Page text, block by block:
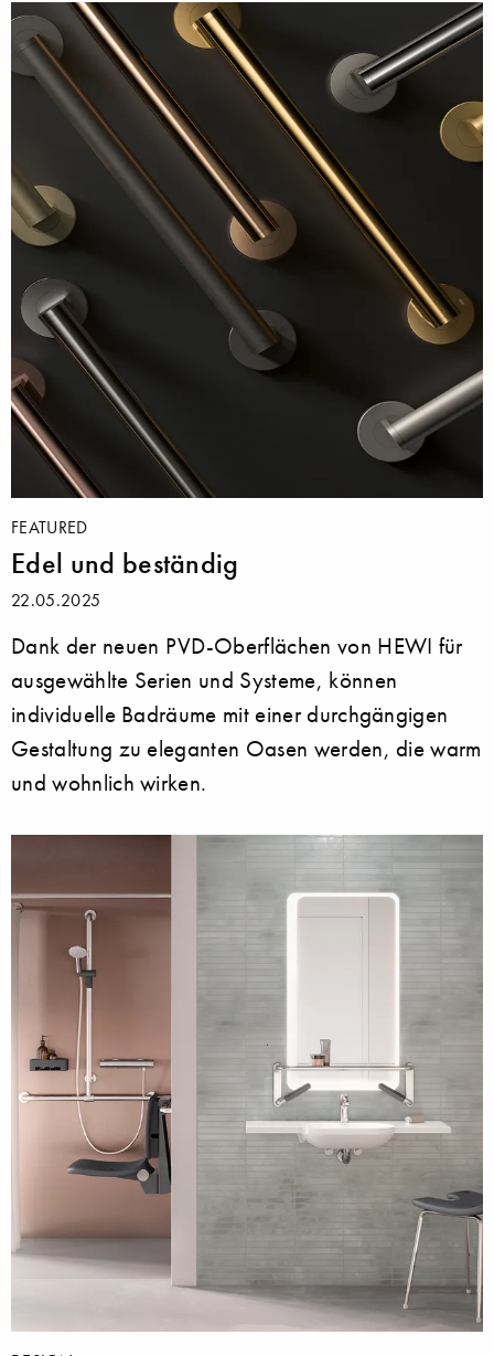
FEATURED
Edel und beständig
22.05.2025
Dank der neuen PVD-Oberflächen von HEWI für
ausgewählte Serien und Systeme, können
individuelle Badräume mit einer durchgängigen
Gestaltung zu eleganten Oasen werden, die warm
und wohnlich wirken.